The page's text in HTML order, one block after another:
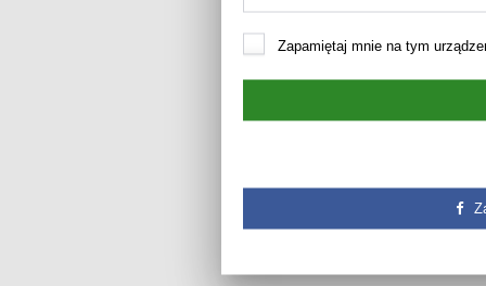
Zapamiętaj mnie na tym